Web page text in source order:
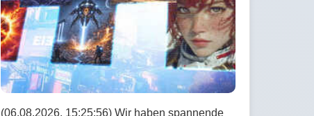
(06.08.2026, 15:25:56) Wir haben spannende